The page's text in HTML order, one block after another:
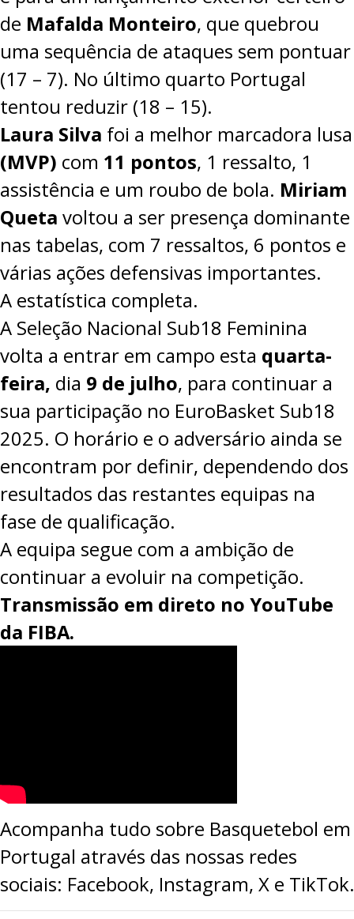
de Mafalda Monteiro, que quebrou
uma sequência de ataques sem pontuar
(17 – 7). No último quarto Portugal
tentou reduzir (18 – 15).
Laura Silva foi a melhor marcadora lusa
(MVP) com 11 pontos, 1 ressalto, 1
assistência e um roubo de bola. Miriam
Queta voltou a ser presença dominante
nas tabelas, com 7 ressaltos, 6 pontos e
várias ações defensivas importantes.
A estatística completa.
A Seleção Nacional Sub18 Feminina
volta a entrar em campo esta quarta-
feira, dia 9 de julho, para continuar a
sua participação no EuroBasket Sub18
2025. O horário e o adversário ainda se
encontram por definir, dependendo dos
resultados das restantes equipas na
fase de qualificação.
A equipa segue com a ambição de
continuar a evoluir na competição.
Transmissão em direto no YouTube
da FIBA.
Acompanha tudo sobre Basquetebol em
Portugal através das nossas redes
sociais: Facebook, Instagram, X e TikTok.